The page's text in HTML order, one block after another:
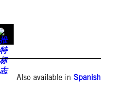
Also available in Spanish